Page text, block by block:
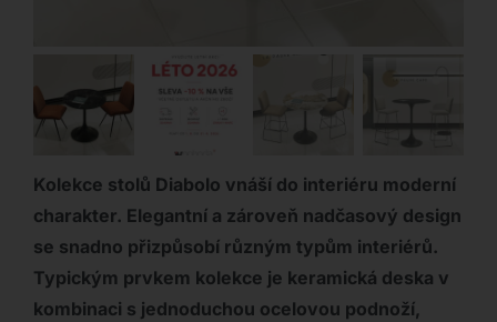
Kolekce stolů Diabolo vnáší do interiéru moderní
charakter. Elegantní a zároveň nadčasový design
se snadno přizpůsobí různým typům interiérů.
Typickým prvkem kolekce je keramická deska v
kombinaci s jednoduchou ocelovou podnoží,